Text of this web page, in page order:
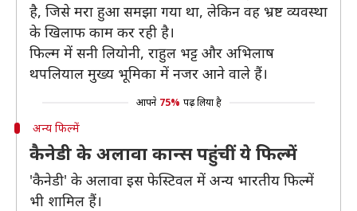
है, जिसे मरा हुआ समझा गया था, लेकिन वह भ्रष्ट व्यवस्था
के खिलाफ काम कर रही है।
फिल्म में सनी लियोनी, राहुल भट्ट और अभिलाष
थपलियाल मुख्य भूमिका में नजर आने वाले हैं।
आपने 75% पढ़ लिया है
अन्य फिल्में
कैनेडी के अलावा कान्स पहुंचीं ये फिल्में
'कैनेडी' के अलावा इस फेस्टिवल में अन्य भारतीय फिल्में
भी शामिल हैं।